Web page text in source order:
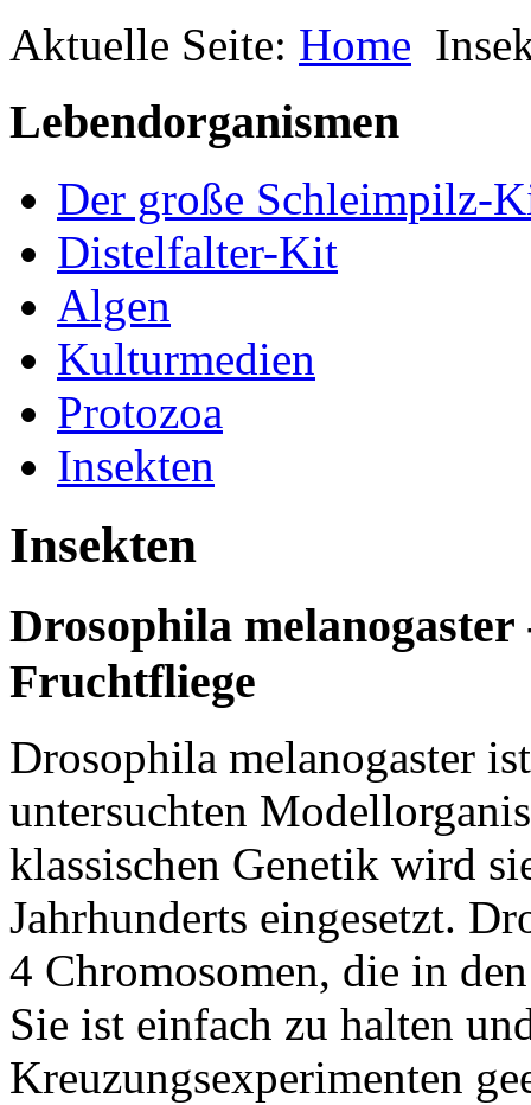
Aktuelle Seite: Home
Lebendorganismen
Der große Schleimpilz-
Distelfalter-Kit
Algen
Kulturmedien
Protozoa
Insekten
Insekten
Drosophila
Fruchtfliege
Drosophila melanogaster
untersuchten
klassischen Genetik wird
Jahrhunderts eingesetzt.
4 Chromosomen, die in
Sie ist einfach zu halten
Kreuzungsexperimenten